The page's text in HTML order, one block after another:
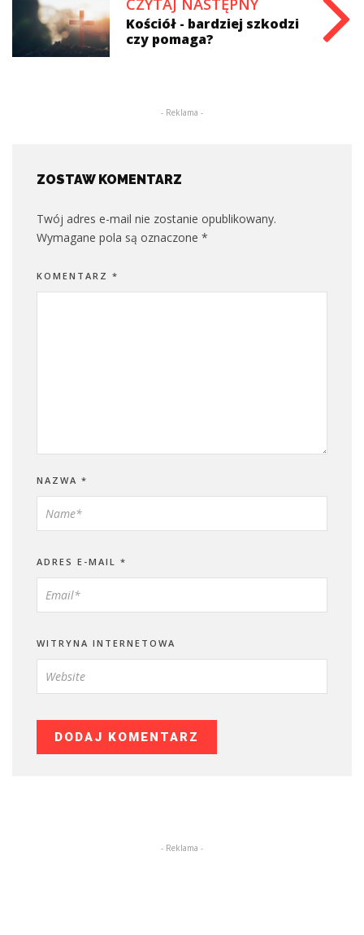
Kościół - bardziej szkodzi
czy pomaga?
- Reklama -
ZOSTAW KOMENTARZ
Twój adres e-mail nie zostanie opublikowany.
Wymagane pola są oznaczone *
KOMENTARZ *
NAZWA *
ADRES E-MAIL *
WITRYNA INTERNETOWA
- Reklama -